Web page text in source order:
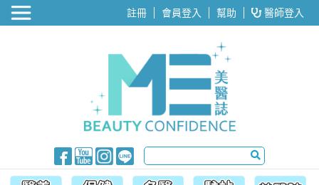
醫美整形 註冊 會員登入 幫助 醫師登入